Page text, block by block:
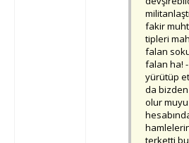
fakir
tipleri
falan
falan ha!
yürütüp
da
olur